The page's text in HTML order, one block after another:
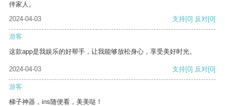
伴家人。
2024-04-03
支持[0] 反对[0]
游客
这款app是我娱乐的好帮手，让我能够放松身心，享受美好时光。
2024-04-03 支持[0] 反对[0]
游客
梯子神器，ins随便看，美美哒！